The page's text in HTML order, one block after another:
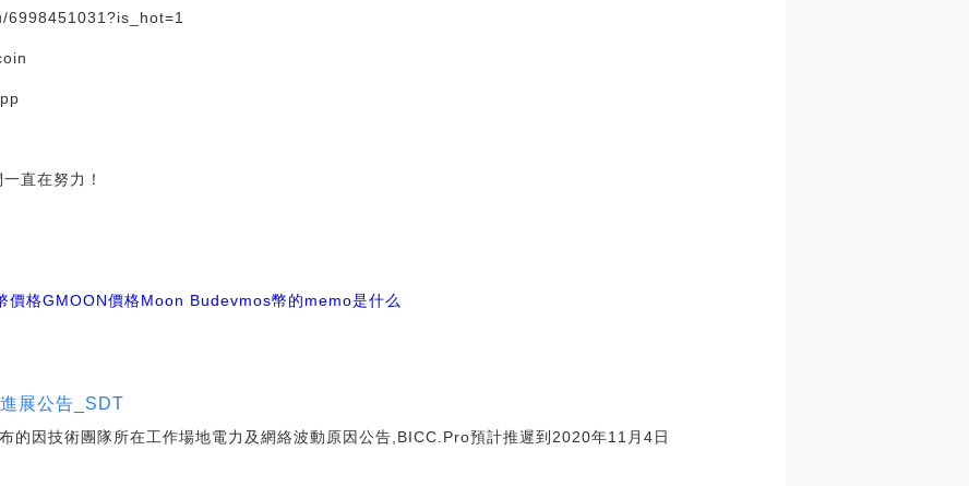
6998451031?is_hot=1
直在努力！
價格GMOON價格Moon Budevmos幣的memo是什么
展公告_SDT
的因技術團隊所在工作場地電力及網絡波動原因公告,BICC.Pro預計推遲到2020年11月4日